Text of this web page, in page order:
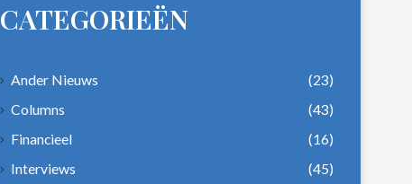
CATEGORIEËN
Ander Nieuws
(23)
Columns
(43)
Financieel
(16)
Interviews
(45)